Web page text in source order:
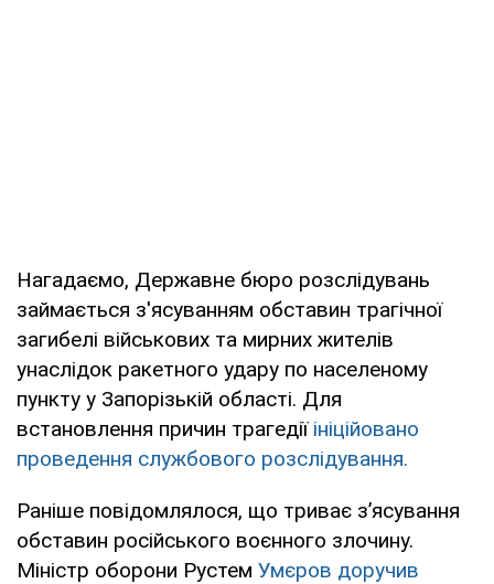
Нагадаємо, Державне бюро розслідувань
займається з'ясуванням обставин трагічної
загибелі військових та мирних жителів
унаслідок ракетного удару по населеному
пункту у Запорізькій області. Для
встановлення причин трагедії ініційовано
проведення службового розслідування.
Раніше повідомлялося, що триває з’ясування
обставин російського воєнного злочину.
Міністр оборони Рустем Умєров доручив